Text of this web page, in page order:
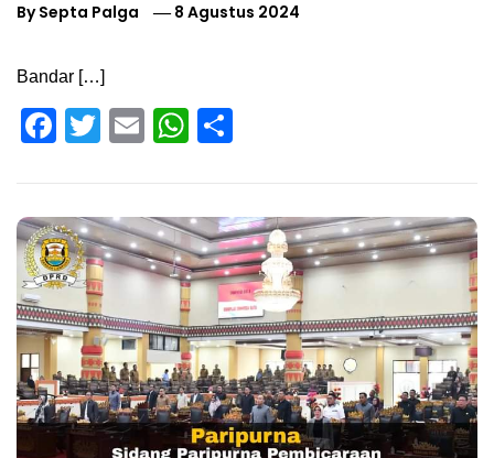
BySepta Palga 8 Agustus 2024
Bandar […]
Facebook
Twitter
EmailWhatsApp